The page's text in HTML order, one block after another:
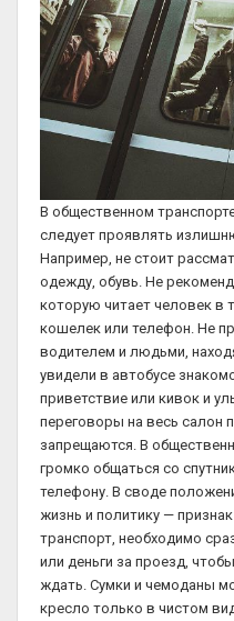
В общественном
следует проявлять
Например, не стоит
одежду, обувь. Не
которую читает человек в
кошелек или телефон. Не
водителем и людьми,
увидели в автобусе
приветствие или кивок и
переговоры на весь салон
запрещаются. В
громко общаться со
телефону. В своде
жизнь и политику —
транспорт, необходимо
или деньги за проезд,
ждать. Сумки и чемоданы
кресло только в чистом